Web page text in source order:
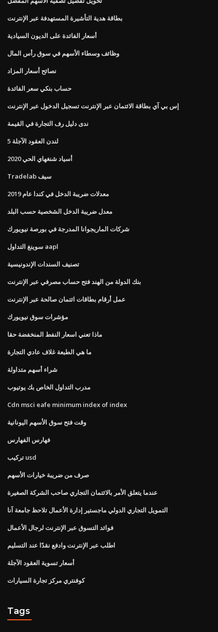
بطاقة هدية التأشيرة المستهدفة عبر الإنترنت
أسعار الفائدة على الديون السيادية
وظائف وسطاء الأسهم في سوق رأس المال
نصائح أسعار المزاد
حساب بنكي سعر الفائدة
إس بي آي بطاقة الائتمان عبر الإنترنت تسجيل الدخول عبر الإنترنت
ندى دليل رف التجارة في القيمة
لندن العقود الآجلة 5
أسياد شنغهاي الحي 2020
Tradelab سيف
معدلات ضريبة الدخل في كندا عام 2019
معدل ضريبة الدخل الشخصية حسب البلد
شركات الماريجوانا المدرجة في بورصة نيويورك
سوينغ التداول aapl
تصنيف السندات الإندونيسية
بنك الدولة من الهند فتح حساب مصرفي عبر الإنترنت
عمل أرقام بطاقات ائتمان صالحة عبر الإنترنت
مؤشرات سوق نيويورك
ماذا تعني اسعار النفط المنخفضة حقا
ما هي الطبعة غلاف عادي التجارة
شراء أسهم متداولة
مدرب التداول الخاص بك يوتيوب
Cdn msci eafe minimum index of index
وقت فتح سوق الأسهم اليونانية
فهارس الفهارس
تركيب usd
صرف من ضريبة خيارات الأسهم
عندما يتعلق الأمر بالائتمان التجاري صاحب الشركة الصغيرة
التمويل التجاري الدولي ماجستير إدارة الأعمال تلاحظ جامعة آنا
فوائد التسوق عبر الإنترنت لرجال الأعمال
اطلب عبر الإنترنت وادفع نقدًا عند التسليم
أسعار تسوية العقود الآجلة
كوفنتري مركز تجارة السيارات
Tags